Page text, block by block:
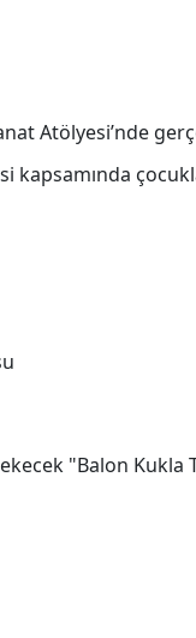
Atölyesi’nde
kapsamında
"Balon Kukla